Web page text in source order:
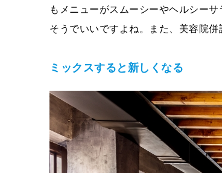
もメニューがスムーシーやヘルシー
そうでいいですよね。また、美容院
ミックスすると新しくなる